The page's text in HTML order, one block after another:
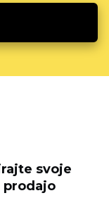
svoje
prodajo